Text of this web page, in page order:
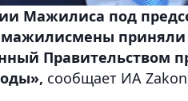
Мажилиса под
Правительством
сообщает ИА